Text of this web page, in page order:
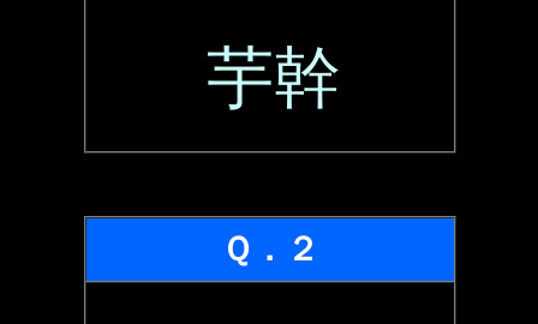
芋幹
Ｑ．２